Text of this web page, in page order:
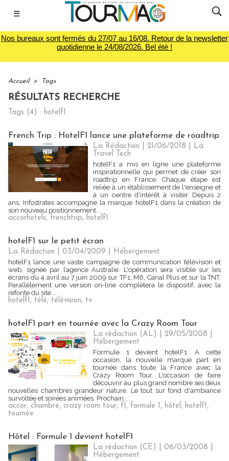
☰
Nos bureaux sont fermés du 27/07 au 16/08. Retour de la newsletter
quotidienne le 24/08/2026. Bel été !
Accueil > Tags
RÉSULTATS RECHERCHE
Tags (4) : hotelf1
French Trip : HotelF1 lance une plateforme de roadtrip
La Rédaction | 21/06/2018
La
Travel Tech
hotelF1 a mis en ligne une plateforme
inspirationnelle qui permet de créer son
roadtrip en France. Chaque étape est
reliée à un établissement de l'enseigne et
à un centre d'intérêt à visiter. Depuis 2
ans, Infostrates accompagne la marque hotelF1 dans la création de
son nouveau positionnement...
accorhotels, frenchtrip, hotelf1
hotelF1 sur le petit écran
La Rédaction | 03/04/2009
Hébergement
hotelF1 lance une vaste campagne de communication télévision et
web, signée par l’agence Australie. L'opération sera visible sur les
écrans du 4 avril au 7 juin 2009 sur TF1, M6, Canal Plus et sur la TNT.
Parallèlement une version on-line complètera le dispositif, avec la
refonte du site...
hotelf1, télé, télévision, tv
hotelF1 part en tournée avec la Crazy Room Tour
La rédaction (AL) | 29/05/2008
Hébergement
Formule 1 devient hotelF1. A cette
occasion, la nouvelle marque part en
tournée dans toute la France avec la
Crazy Room Tour. L'occasion de faire
découvrir au plus grand nombre ses deux
nouvelles chambres grandeur nature. Le tout sur fond d'ambiance
survoltée et soirées animées. Prochain...
accor, chambre, crazy room tour, f1, formule 1, hôtel, hotelf1,
tournée
Hôtel : Formule 1 devient hotelF1
La rédaction (CE) | 06/03/2008
Hébergement